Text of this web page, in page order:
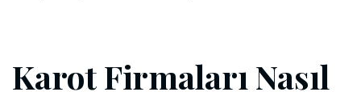
Karot Firmaları Nasıl